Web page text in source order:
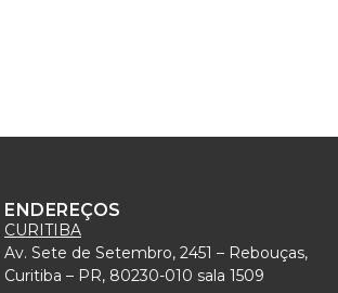
ENDEREÇOS
CURITIBA
Av. Sete de Setembro, 2451 – Rebouças,
Curitiba – PR, 80230-010 sala 1509